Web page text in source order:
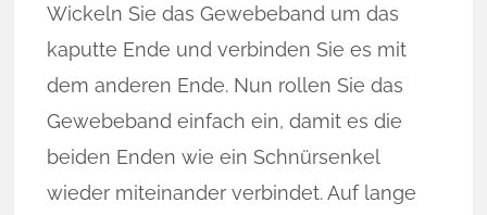
Wickeln Sie das Gewebeband um das
kaputte Ende und verbinden Sie es mit
dem anderen Ende. Nun rollen Sie das
Gewebeband einfach ein, damit es die
beiden Enden wie ein Schnürsenkel
wieder miteinander verbindet. Auf lange